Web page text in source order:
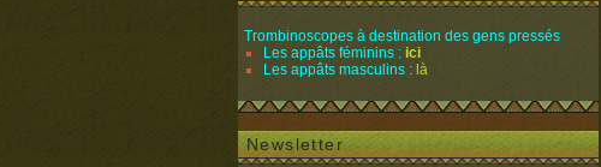
Trombinoscopes à destination des gens pressés
Les appâts féminins : ici
Les appâts masculins : là
Newsletter